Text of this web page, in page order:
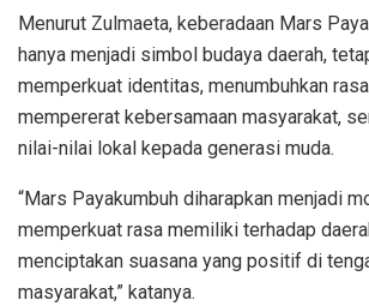
Menurut Zulmaeta, keberadaan Mars
hanya menjadi simbol budaya daerah,
memperkuat identitas, menumbuhkan
mempererat kebersamaan masyarakat,
nilai-nilai lokal kepada generasi muda.
“Mars Payakumbuh diharapkan menjadi
memperkuat rasa memiliki terhadap
menciptakan suasana yang positif di
masyarakat,” katanya.